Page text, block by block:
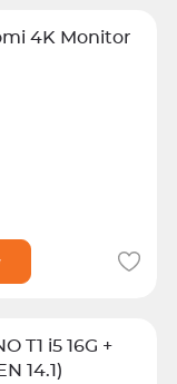
4K Monitor
T1 i5 16G +
14.1)